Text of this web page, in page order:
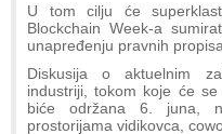
U tom cilju će
Blockchain Week-a
unapređenju pravnih
Diskusija o aktuelnim
industriji, tokom koje će
biće održana 6. juna,
prostorijama vidikovca,